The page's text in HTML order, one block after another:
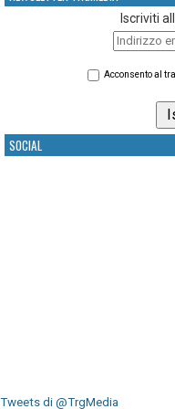
Iscriviti
Acconsento al
SOCIAL
Tweets di @TrgMedia